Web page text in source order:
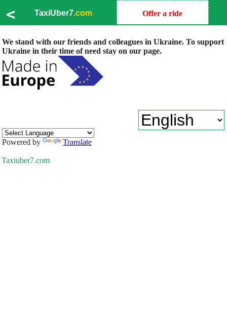
< TaxiUber7.com Offer a ride
We stand with our friends and colleagues in Ukraine. To support
Ukraine in their time of need stay on our page.
Powered by Translate
Taxiuber7.com